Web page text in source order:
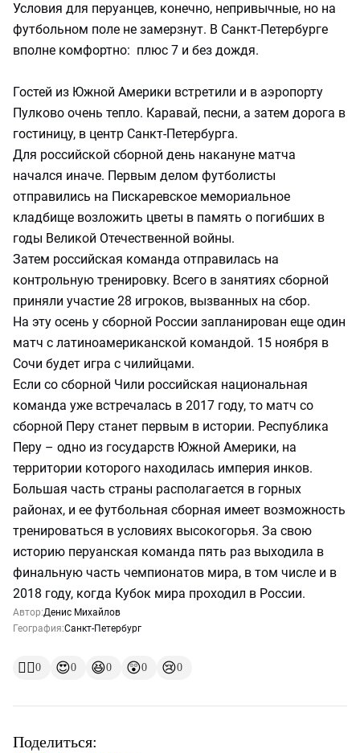
Условия для перуанцев, конечно, непривычные, но на
футбольном поле не замерзнут. В Санкт-Петербурге
вполне комфортно: плюс 7 и без дождя.
Гостей из Южной Америки встретили и в аэропорту
Пулково очень тепло. Каравай, песни, а затем дорога в
гостиницу, в центр Санкт-Петербурга.
Для российской сборной день накануне матча
начался иначе. Первым делом футболисты
отправились на Пискаревское мемориальное
кладбище возложить цветы в память о погибших в
годы Великой Отечественной войны.
Затем российская команда отправилась на
контрольную тренировку. Всего в занятиях сборной
приняли участие 28 игроков, вызванных на сбор.
На эту осень у сборной России запланирован еще один
матч с латиноамериканской командой. 15 ноября в
Сочи будет игра с чилийцами.
Если со сборной Чили российская национальная
команда уже встречалась в 2017 году, то матч со
сборной Перу станет первым в истории. Республика
Перу – одно из государств Южной Америки, на
территории которого находилась империя инков.
Большая часть страны располагается в горных
районах, и ее футбольная сборная имеет возможность
тренироваться в условиях высокогорья. За свою
историю перуанская команда пять раз выходила в
финальную часть чемпионатов мира, в том числе и в
2018 году, когда Кубок мира проходил в России.
Автор:Денис Михайлов
География:Санкт-Петербург
👍🏻0 😍0 😆0 😲0 😢0
Поделиться: